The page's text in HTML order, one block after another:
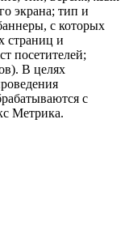
экрана; тип и
с которых
страниц и
посетителей;
В целях
с
Метрика.